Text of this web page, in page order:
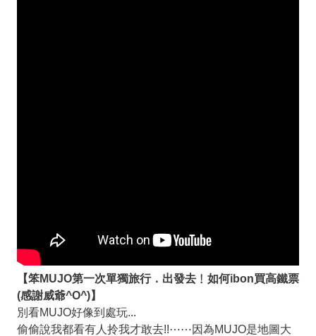
【笨MUJO第一次單獨旅行．出發去﹗如何ibon買高鐵票
(感謝威爺^O^)】
別看MUJO好像到處玩...
偷偷說我都看有人拎我才敢去!!⋯⋯因為MUJO是地圖大